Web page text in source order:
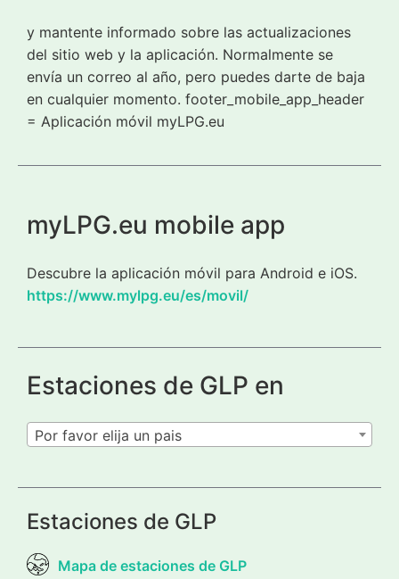
y mantente informado sobre las actualizaciones
del sitio web y la aplicación. Normalmente se
envía un correo al año, pero puedes darte de baja
en cualquier momento. footer_mobile_app_header
= Aplicación móvil myLPG.eu
myLPG.eu mobile app
Descubre la aplicación móvil para Android e iOS.
https://www.mylpg.eu/es/movil/
Estaciones de GLP en
Por favor elija un pais
Estaciones de GLP
Mapa de estaciones de GLP